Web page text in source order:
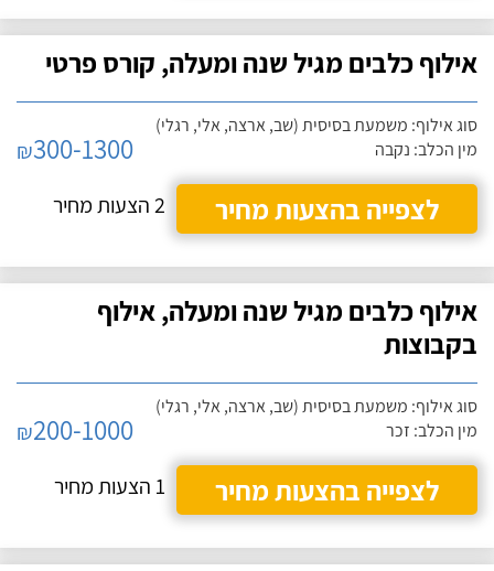
אילוף כלבים מגיל שנה ומעלה, קורס פרטי
סוג אילוף: משמעת בסיסית (שב, ארצה, אלי, רגלי)
מין הכלב: נקבה
₪300-1300
לצפייה בהצעות מחיר
2 הצעות מחיר
אילוף כלבים מגיל שנה ומעלה, אילוף
בקבוצות
סוג אילוף: משמעת בסיסית (שב, ארצה, אלי, רגלי)
מין הכלב: זכר
₪200-1000
לצפייה בהצעות מחיר
1 הצעות מחיר